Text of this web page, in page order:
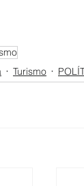
Turismo